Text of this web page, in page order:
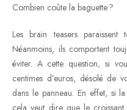
Combien coûte la baguette ?
Les brain teasers
Néanmoins, ils comportent
éviter. A cette question, si
centimes d’euros, désolé de
dans le panneau. En effet, si
cela veut dire que le croissant